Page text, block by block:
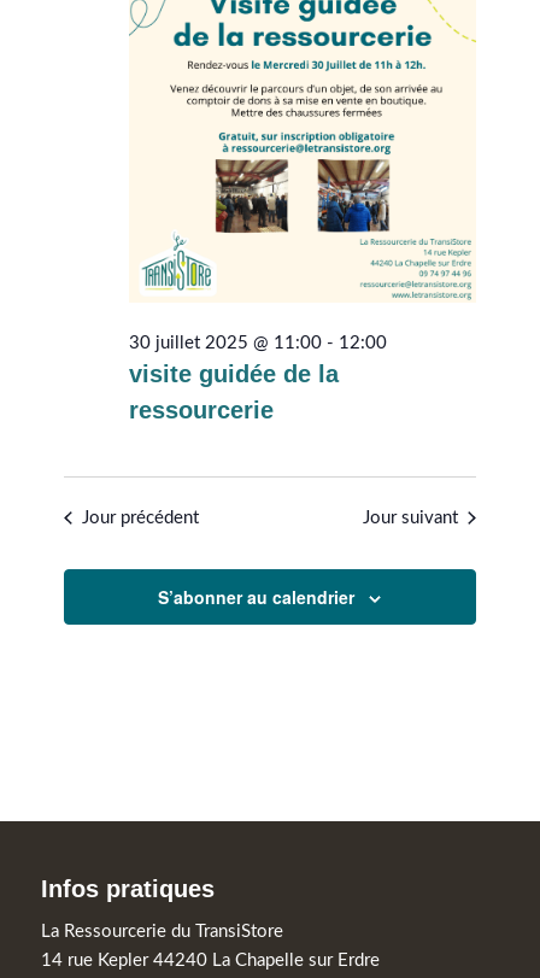
2025
visite guidée de la
ressourcerie
30 juillet 2025 @ 11:00 - 12:00
Jour précédent Jour suivant
S’abonner au calendrier
Infos pratiques
La Ressourcerie du TransiStore
14 rue Kepler 44240 La Chapelle sur Erdre